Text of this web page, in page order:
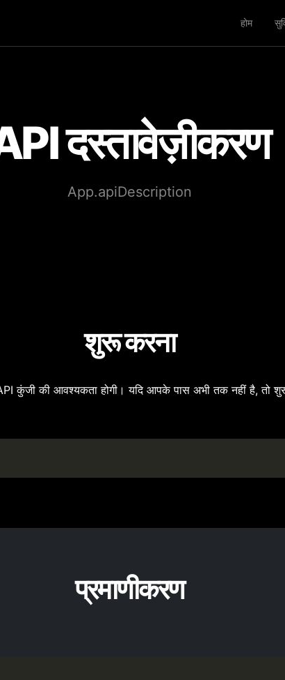
होम
दस्तावेज़ीकरण
App.apiDescription
शुरू करना
कुंजी की आवश्यकता होगी। यदि आपके पास अभी तक नहीं है, तो
प्रमाणीकरण